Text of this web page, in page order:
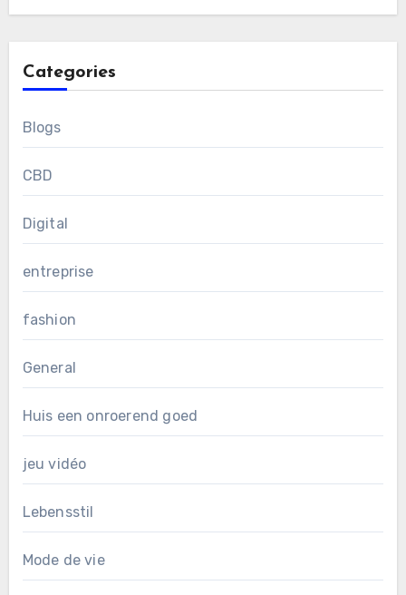
Categories
Blogs
CBD
Digital
entreprise
fashion
General
Huis een onroerend goed
jeu vidéo
Lebensstil
Mode de vie